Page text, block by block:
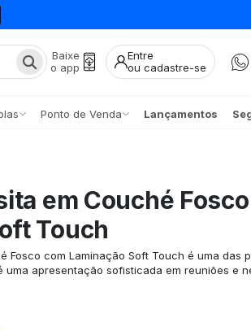
Baixe
o app
Entre
ou cadastre-se
Ponto de Venda Lançamentos
em Couché
Touch
Fosco com Laminação Soft Touch é uma das
uma apresentação sofisticada em reuniões e